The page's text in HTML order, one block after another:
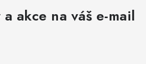
akce na váš e-mail